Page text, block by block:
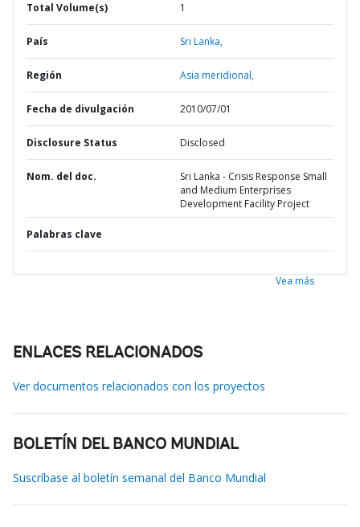
Total Volume(s) 1
País Sri Lanka,
Región Asia meridional,
Fecha de divulgación 2010/07/01
Disclosure Status Disclosed
Nom. del doc.
Sri Lanka - Crisis Response Small
and Medium Enterprises
Development Facility Project
Palabras clave
Vea más
ENLACES RELACIONADOS
Ver documentos relacionados con los proyectos
BOLETÍN DEL BANCO MUNDIAL
Suscríbase al boletín semanal del Banco Mundial